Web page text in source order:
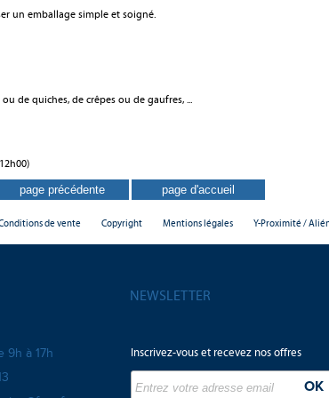
un emballage simple et soigné.
de quiches, de crêpes ou de gaufres, ...
de vente Copyright Mentions légales Y-Proximité /
NEWSLETTER
9h à 17h
Inscrivez-vous et recevez nos offres